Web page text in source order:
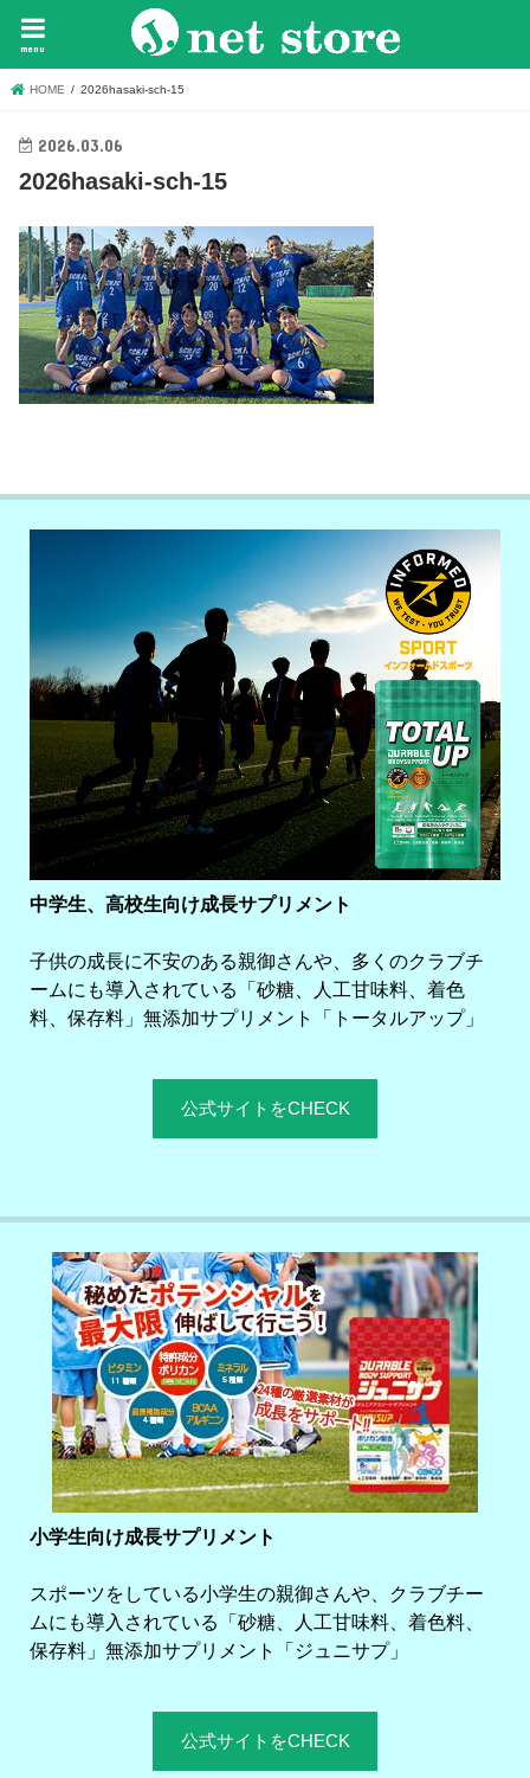
menu
HOME 2026hasaki-sch-15
2026.03.06
2026hasaki-sch-15
中学生、高校生向け成長サプリメント
子供の成長に不安のある親御さんや、多くのクラブチ
ームにも導入されている「砂糖、人工甘味料、着色
料、保存料」無添加サプリメント「トータルアップ」
公式サイトをCHECK
小学生向け成長サプリメント
スポーツをしている小学生の親御さんや、クラブチー
ムにも導入されている「砂糖、人工甘味料、着色料、
保存料」無添加サプリメント「ジュニサプ」
公式サイトをCHECK